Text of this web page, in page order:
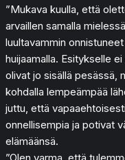
”Mukava kuulla, että
arvaillen samalla
luultavammin
huijaamalla. Esitykselle
olivat jo sisällä pesässä,
kohdalla lempeämpää
juttu, että
onnellisempia ja potivat
elämäänsä.
”Olen varma, että